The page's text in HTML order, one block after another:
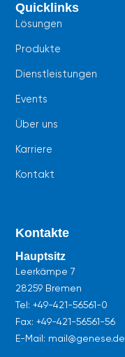
o
o
k
a
p
p
Quicklinks
Lösungen
Produkte
Dienstleistungen
Events
Über uns
Karriere
Kontakt
Kontakte
Hauptsitz
Leerkämpe 7
28259 Bremen
Tel:+49-421-56561-0
Fax: +49-421-56561-56
E-Mail: mail@genese.de